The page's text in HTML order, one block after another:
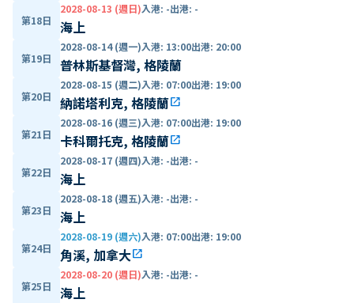
第18日
2028-08-13 (週日)入港: -出港: -
海上
第19日
2028-08-14 (週一)入港: 13:00出港: 20:00
普林斯基督灣, 格陵蘭
第20日
2028-08-15 (週二)入港: 07:00出港: 19:00
納諾塔利克, 格陵蘭open_in_new
第21日
2028-08-16 (週三)入港: 07:00出港: 19:00
卡科爾托克, 格陵蘭open_in_new
第22日
2028-08-17 (週四)入港: -出港: -
海上
第23日
2028-08-18 (週五)入港: -出港: -
海上
第24日
2028-08-19 (週六)入港: 07:00出港: 19:00
角溪, 加拿大open_in_new
第25日
2028-08-20 (週日)入港: -出港: -
海上